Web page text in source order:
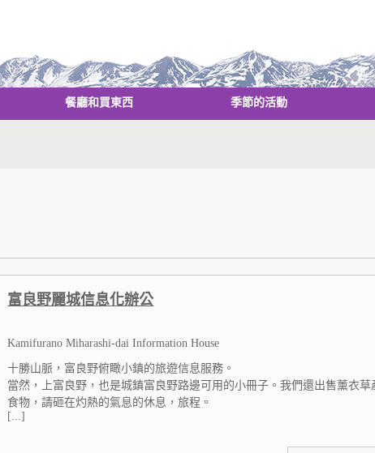
餐廳和買東西 季節的活動
富良野麗城信息化辦公
Kamifurano Miharashi-dai Information House
十勝山脈，富良野俯瞰小鎮的旅遊信息服務。
當然，上富良野，也是城鎮富良野路邊可用的小冊子。我們還出售薰衣草
食物，請砸在灼熱的氣息的休息，旅程。
[...]